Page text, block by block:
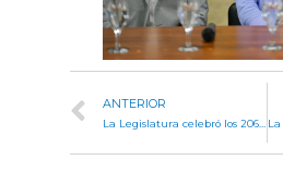
ANTERIOR
La Legislatura celebró los 206 años de autonomía de la provincia de Córdoba